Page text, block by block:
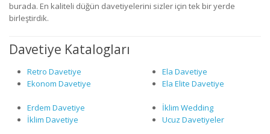
burada. En kaliteli düğün davetiyelerini sizler için tek bir yerde
birleştirdik.
Davetiye Katalogları
Retro Davetiye
Ekonom Davetiye
Ela Davetiye
Ela Elite Davetiye
Erdem Davetiye
İklim Davetiye
İklim Wedding
Ucuz Davetiyeler